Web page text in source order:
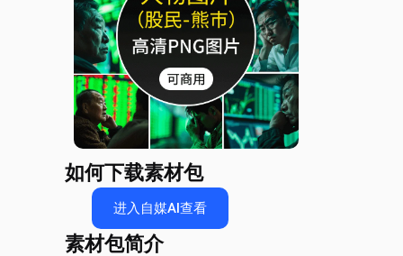
如何下载素材包
进入自媒AI查看
素材包简介